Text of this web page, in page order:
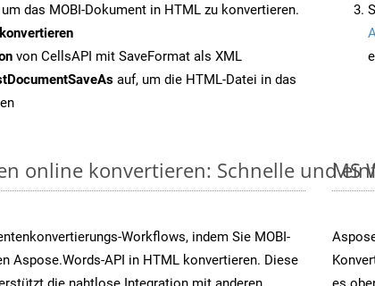
das MOBI-Dokument in HTML zu konvertieren.
von CellsAPI mit SaveFormat als XML
auf, um die HTML-Datei in das
online konvertieren: Schnelle und
Workflows, indem Sie MOBI-
Aspose.Words-API in HTML konvertieren. Diese
MS